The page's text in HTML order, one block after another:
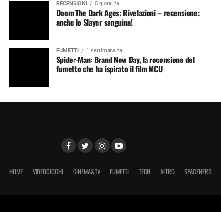
RECENSIONI 5 giorni fa
Doom The Dark Ages: Rivelazioni – recensione:
anche lo Slayer sanguina!
FUMETTI 1 settimana fa
Spider-Man: Brand New Day, la recensione del
fumetto che ha ispirato il film MCU
HOME VIDEOGIOCHI CINEMA&TV FUMETTI TECH ALTRO SPACENERD